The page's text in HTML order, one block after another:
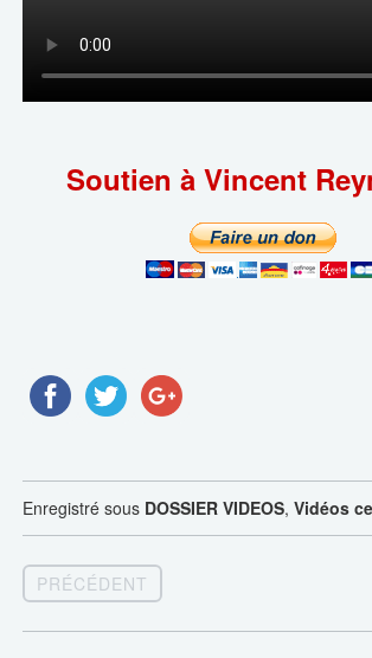
Soutien à Vincent
Enregistré sous DOSSIER VIDEOS, Vidéos
PRÉCÉDENT